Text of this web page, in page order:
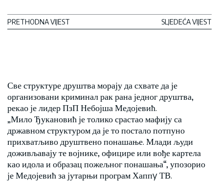
PRETHODNA VIJEST SLJEDEĆA VIJEST
Све структуре друштва морају да схвате да је
организовани криминал рак рана једног друштва,
рекао је лидер ПзП Небојша Медојевић.
„Мило Ђукановић је толико срастао мафију са
државном структуром да је то постало потпуно
прихватљиво друштвено понашање. Млади људи
доживљавају те војнике, официре или вође картела
као идола и образац пожељног понашања“, упозорио
је Медојевић за јутарњи програм Хаппy ТВ.